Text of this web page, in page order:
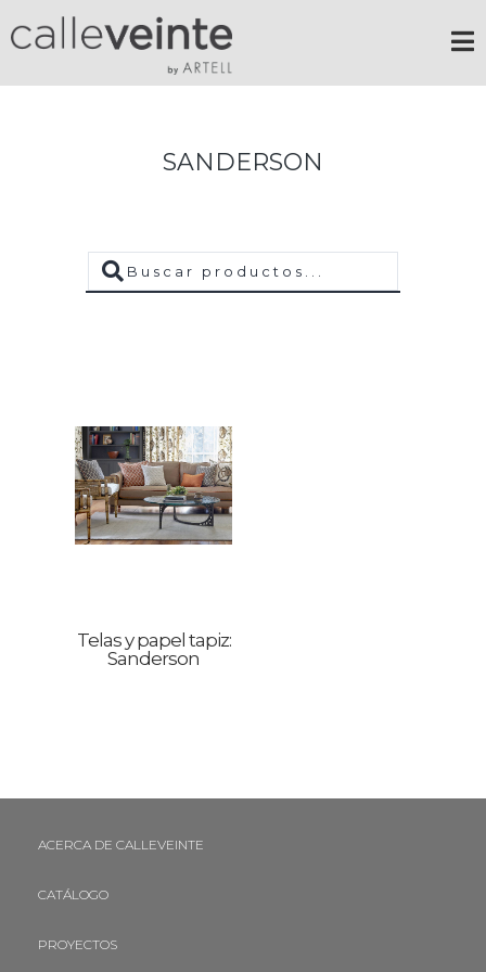
SANDERSON
Telas y papel tapiz:
Sanderson
ACERCA DE CALLEVEINTE
CATÁLOGO
PROYECTOS